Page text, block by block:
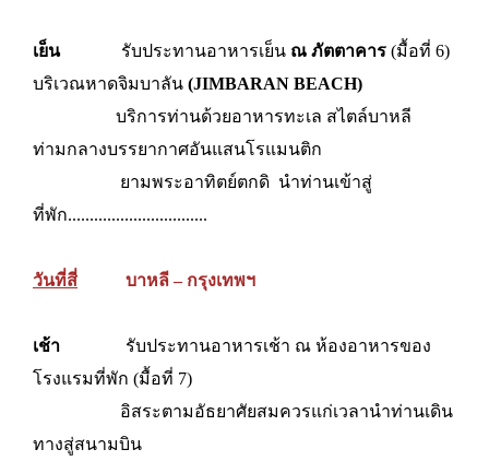
เย็นรับประทานอาหารเย็น ณ ภัตตาคาร (มื้อที่ 6)
บริเวณหาดจิมบาลัน (JIMBARAN BEACH)
บริการท่านด้วยอาหารทะเล สไตล์บาหลี
ท่ามกลางบรรยากาศอันแสนโรแมนติก
ยามพระอาทิตย์ตกดิ นำท่านเข้าสู่
ที่พัก................................
วันที่สี่ บาหลี – กรุงเทพฯ
เช้า
รับประทานอาหารเช้า ณ ห้องอาหารของ
โรงแรมที่พัก (มื้อที่ 7)
อิสระตามอัธยาศัยสมควรแก่เวลานำท่านเดิน
ทางสู่สนามบิน